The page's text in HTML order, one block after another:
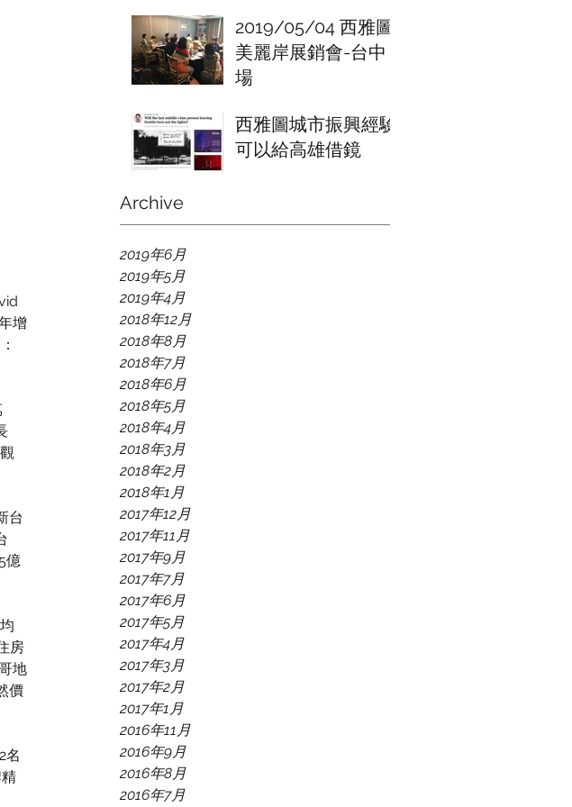
2019/05/04 西雅圖
美麗岸展銷會-台中
場
西雅圖城市振興經驗
可以給高雄借鏡
Archive
2019年6月
2019年5月
2019年4月
2018年12月
2018年8月
2018年7月
2018年6月
2018年5月
2018年4月
2018年3月
2018年2月
2018年1月
2017年12月
2017年11月
2017年9月
2017年7月
2017年6月
2017年5月
2017年4月
2017年3月
2017年2月
2017年1月
2016年11月
2016年9月
2016年8月
2016年7月
增
台
億
房
地
價
名